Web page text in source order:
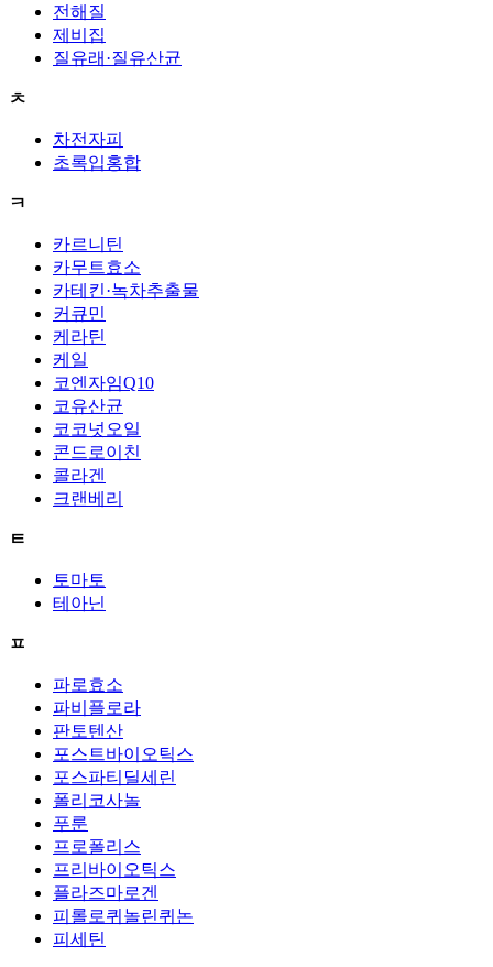
전해질
제비집
질유래·질유산균
ㅊ
차전자피
초록입홍합
ㅋ
카르니틴
카무트효소
카테킨·녹차추출물
커큐민
케라틴
케일
코엔자임Q10
코유산균
코코넛오일
콘드로이친
콜라겐
크랜베리
ㅌ
토마토
테아닌
ㅍ
파로효소
파비플로라
판토텐산
포스트바이오틱스
포스파티딜세린
폴리코사놀
푸룬
프로폴리스
프리바이오틱스
플라즈마로겐
피롤로퀴놀린퀴논
피세틴